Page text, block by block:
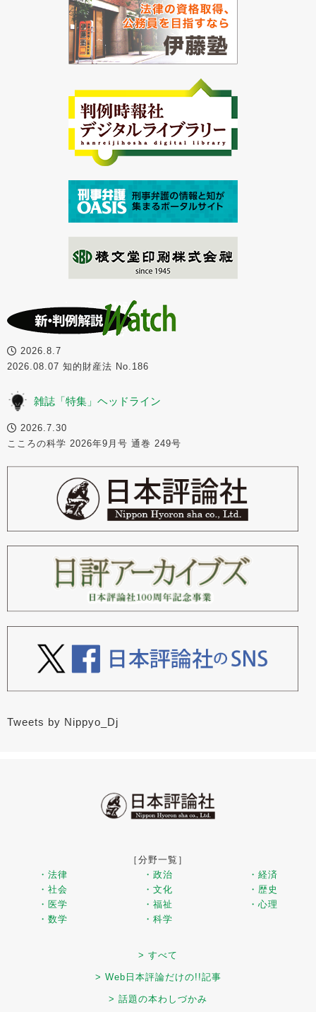
2026.8.7
2026.08.07 知的財産法 No.186
雑誌「特集」ヘッドライン
2026.7.30
こころの科学 2026年9月号 通巻 249号
Tweets by Nippyo_Dj
［分野一覧］
・法律
・政治
・経済
・社会
・文化
・歴史
・医学
・福祉
・心理
・数学
・科学
> すべて
> Web日本評論だけの!!記事
> 話題の本わしづかみ